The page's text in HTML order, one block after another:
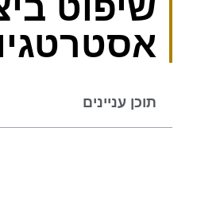
תוכן עניינים